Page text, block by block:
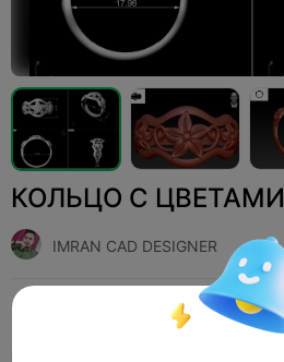
КОЛЬЦО С ЦВЕТАМИ
IMRAN CAD DESIGNER
Print Settings Добавить Мода 